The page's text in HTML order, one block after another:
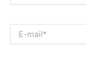
mail*